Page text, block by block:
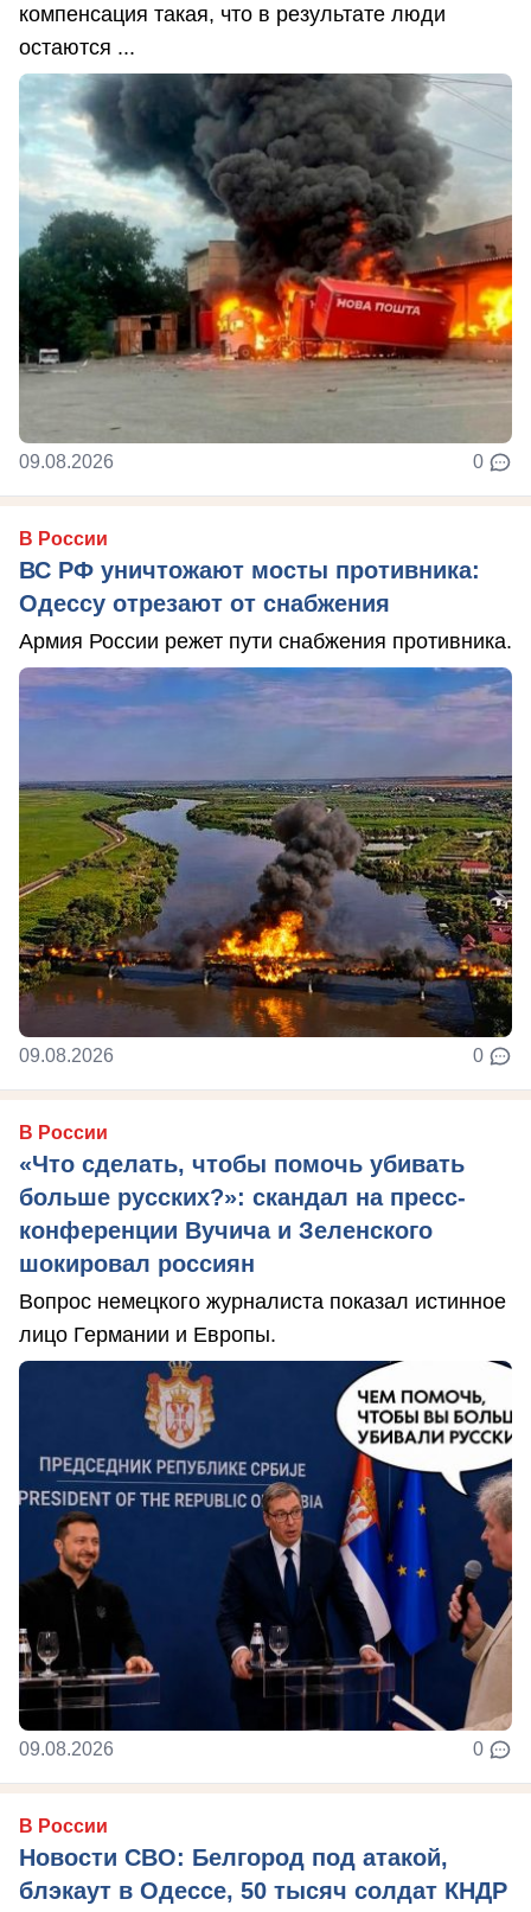
компенсация такая, что в результате люди
остаются ...
09.08.2026 0
В России
ВС РФ уничтожают мосты противника:
Одессу отрезают от снабжения
Армия России режет пути снабжения противника.
09.08.2026 0
В России
«Что сделать, чтобы помочь убивать
больше русских?»: скандал на пресс-
конференции Вучича и Зеленского
шокировал россиян
Вопрос немецкого журналиста показал истинное
лицо Германии и Европы.
09.08.2026 0
В России
Новости СВО: Белгород под атакой,
блэкаут в Одессе, 50 тысяч солдат КНДР